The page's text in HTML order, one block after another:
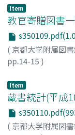
Item
教官寄贈図書
( 京都大学附属図
pp.14-15 )
Item
蔵書統計(平成
( 京都大学附属図